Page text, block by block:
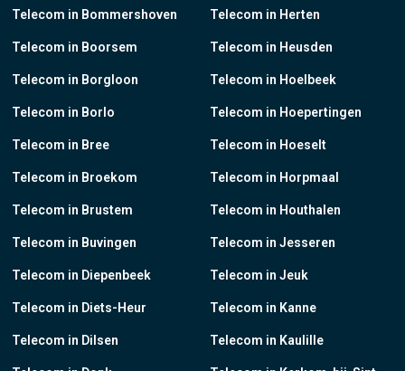
Telecom in Bommershoven
Telecom in Boorsem
Telecom in Borgloon
Telecom in Borlo
Telecom in Bree
Telecom in Broekom
Telecom in Brustem
Telecom in Buvingen
Telecom in Diepenbeek
Telecom in Diets-Heur
Telecom in Dilsen
Telecom in Herten
Telecom in Heusden
Telecom in Hoelbeek
Telecom in Hoepertingen
Telecom in Hoeselt
Telecom in Horpmaal
Telecom in Houthalen
Telecom in Jesseren
Telecom in Jeuk
Telecom in Kanne
Telecom in Kaulille